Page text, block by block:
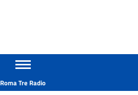
Apri il menu secondario
Roma Tre Radio